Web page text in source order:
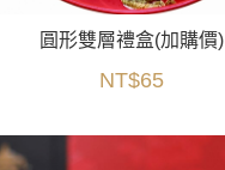
圓形雙層禮盒(加購價)
NT$65